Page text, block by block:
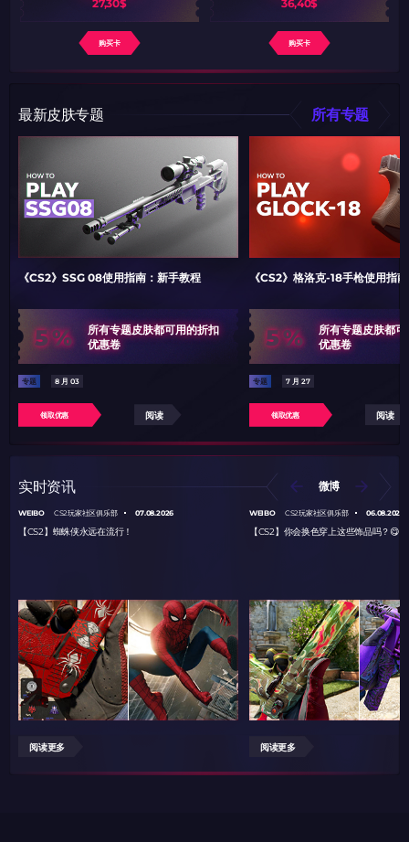
购买卡 购买卡
最新皮肤专题 所有专题
《CS2》SSG 08使用指南：新手教程
5%
所有专题皮肤都可用的折扣
优惠卷
专题 8 月 03
领取优惠 阅读
《CS2》格洛克-18手枪使用指
5%
所有专题皮肤都
优惠卷
专题 7 月 27
领取优惠 阅读
实时资讯 微博
WEIBO CS2玩家社区俱乐部 07.08.2026
【CS2】蜘蛛侠永远在流行！
阅读更多
WEIBO CS2玩家社区俱乐部 06.08.2026
【CS2】你会换色穿上这些饰品吗？😋
阅读更多